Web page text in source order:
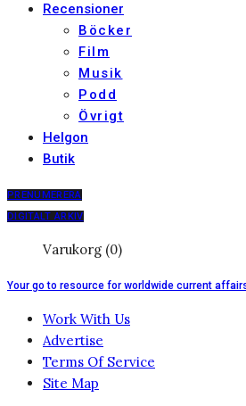
Recensioner
Böcker
Film
Musik
Podd
Övrigt
Helgon
Butik
PRENUMERERA
DIGITALT ARKIV
Varukorg (0)
Your go to resource for worldwide current
Work With Us
Advertise
Terms Of Service
Site Map